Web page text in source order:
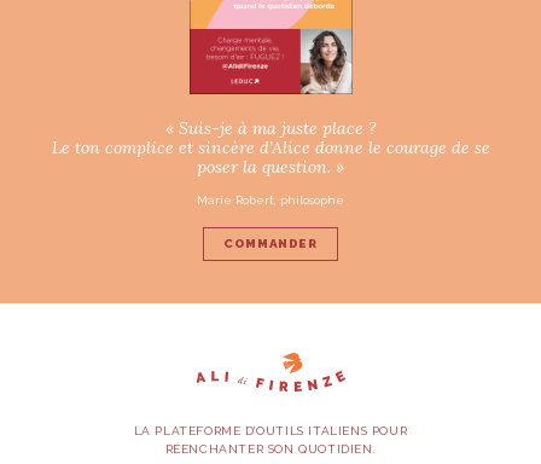
« Suis-je à ma juste place ?
Le ton complice et sincère d’Alice donne le courage de se
poser la question. »
Marie Robert, philosophe
COMMANDER
LA PLATEFORME D’OUTILS ITALIENS POUR
RÉENCHANTER SON QUOTIDIEN.